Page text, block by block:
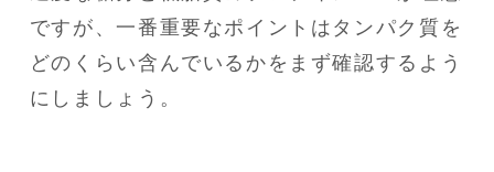
ですが、一番重要なポイントはタンパク質を
どのくらい含んでいるかをまず確認するよう
にしましょう。